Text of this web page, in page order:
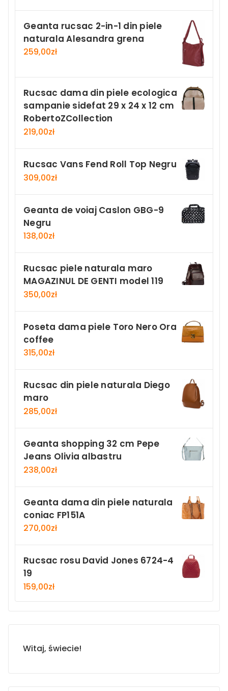
Geanta rucsac 2-in-1 din piele
naturala Alesandra grena
259,00zł
Rucsac dama din piele ecologica
sampanie sidefat 29 x 24 x 12 cm
RobertoZCollection
219,00zł
Rucsac Vans Fend Roll Top Negru
309,00zł
Geanta de voiaj Caslon GBG-9
Negru
138,00zł
Rucsac piele naturala maro
MAGAZINUL DE GENTI model 119
350,00zł
Poseta dama piele Toro Nero Ora
coffee
315,00zł
Rucsac din piele naturala Diego
maro
285,00zł
Geanta shopping 32 cm Pepe
Jeans Olivia albastru
238,00zł
Geanta dama din piele naturala
coniac FP151A
270,00zł
Rucsac rosu David Jones 6724-4
19
159,00zł
Witaj, świecie!